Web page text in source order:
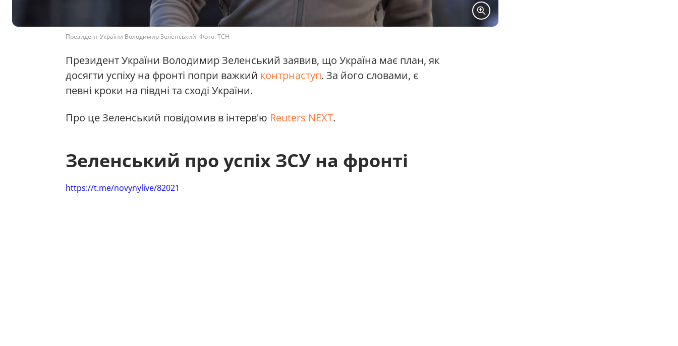
Президент України Володимир Зеленський. Фото: ТСН
Президент України Володимир Зеленський заявив, що Україна має план, як
досягти успіху на фронті попри важкий контрнаступ. За його словами, є
певні кроки на півдні та сході України.
Про це Зеленський повідомив в інтерв'ю Reuters NEXT.
Зеленський про успіх ЗСУ на фронті
https://t.me/novynylive/82021